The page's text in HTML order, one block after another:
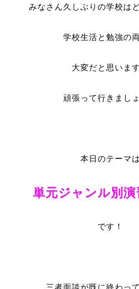
みなさん久しぶりの学校は
学校生活と勉強の
大変だと思いま
頑張って行きましょ
本日のテーマは
単元ジャンル別演
です！
三者面談が既に終わっ